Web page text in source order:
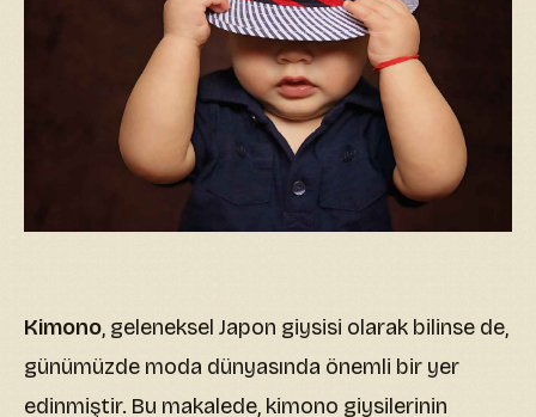
Kimono, geleneksel Japon giysisi olarak bilinse de,
günümüzde moda dünyasında önemli bir yer
edinmiştir. Bu makalede, kimono giysilerinin